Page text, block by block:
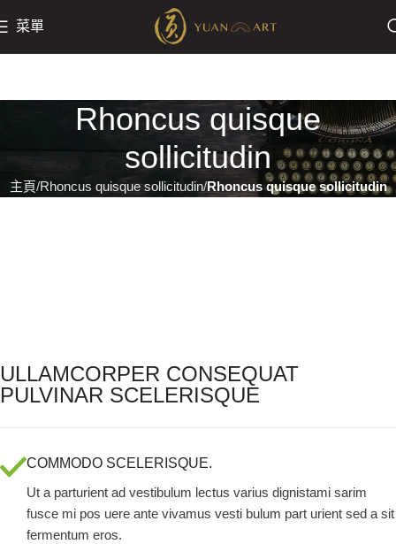
菜單
Rhoncus quisque
sollicitudin
主頁 Rhoncus quisque sollicitudin Rhoncus quisque sollicitudin
ULLAMCORPER CONSEQUAT
PULVINAR SCELERISQUE
COMMODO SCELERISQUE.
Ut a parturient ad vestibulum lectus varius dignistami sarim
fusce mi pos uere ante vivamus vesti bulum part urient sed a sit
fermentum eros.